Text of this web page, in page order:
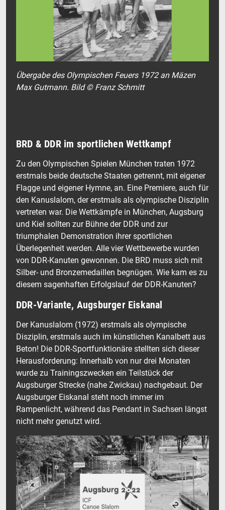
Übergabe des Olympischen Feuers 1972 an Mäzen
Max Gutmann. Bild © Franz Schmitt
BRD & DDR im sportlichen Wettkampf
Zu den Olympischen Spielen München traten 1972
erstmals beide deutsche Staaten getrennt, mit eigener
Flagge und eigener Hymne, an. Eine Premiere, auch für
den Kanuslalom, der erstmals als olympische Disziplin
vertreten war. Die Wettkämpfe in München, Augsburg
und Kiel sollten zur Bühne der DDR und zur
triumphalen Demonstration ihrer sportlichen
Überlegenheit werden. Alle vier Wettbewerbe wurden
von DDR-Kanuten gewonnen. Die BRD muss sich mit
Silber- und Bronzemedaillen begnügen. Wie kam es zu
diesem sagenhaften Erfolgslauf der DDR-Kanuten?
DDR-Variante, Augsburger Eiskanal
Der Kanuslalom (1972) erstmals als olympische
Disziplin, erstmals auch im künstlichen Kanalbett aus
Beton! Die DDR-Sportfunktionäre stellten sich dieser
Herausforderung: Innerhalb von nur drei Monaten
wurde zu Trainingszwecken ein Teilstück der
Augsburger Strecke (nahe Zwickau) nachgebaut. Der
Augsburger Eiskanal steht noch immer im
Rampenlicht, während das Pendant in Sachsen längst
nicht mehr genutzt wird.